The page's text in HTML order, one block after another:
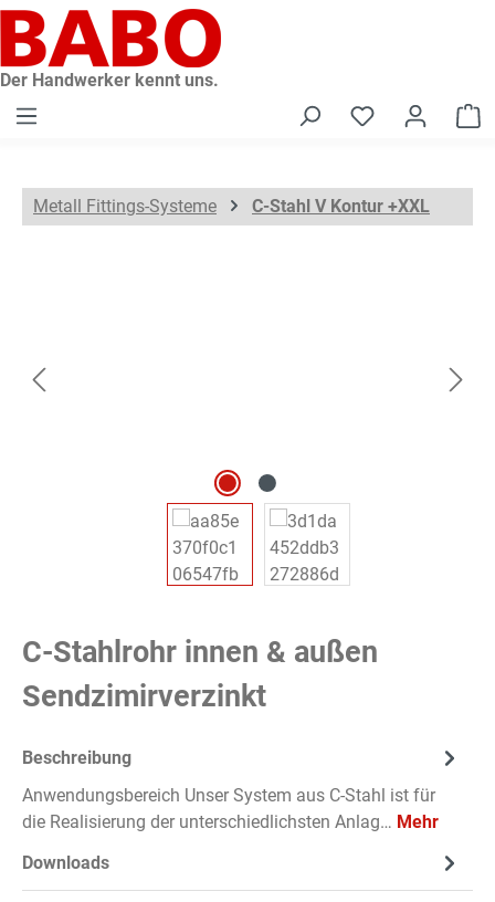
springen
Der Handwerker kennt uns.
Metall Fittings-Systeme C-Stahl V Kontur +XXL
C-Stahlrohr innen & außen
Sendzimirverzinkt
Beschreibung
Anwendungsbereich Unser System aus C-Stahl ist für
die Realisierung der unterschiedlichsten Anlag… Mehr
Downloads